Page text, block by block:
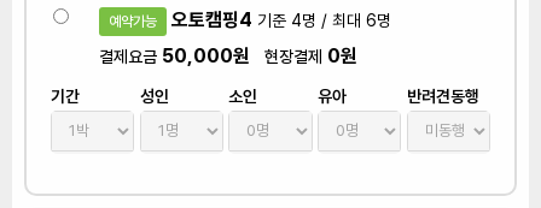
예약가능 오토캠핑4 기준 4명 / 최대 6명
결제요금 50,000원 현장결제 0원
기간 성인 소인 유아 반려견동행